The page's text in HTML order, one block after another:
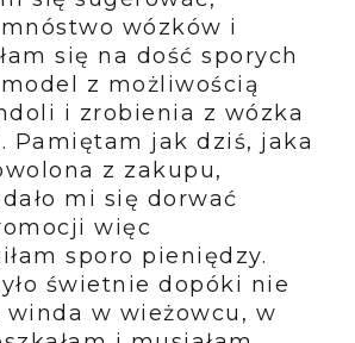
wózków i
się na dość sporych
z możliwością
i zrobienia z wózka
Pamiętam jak dziś, jaka
z zakupu,
mi się dorwać
więc
sporo pieniędzy.
świetnie dopóki nie
winda w wieżowcu, w